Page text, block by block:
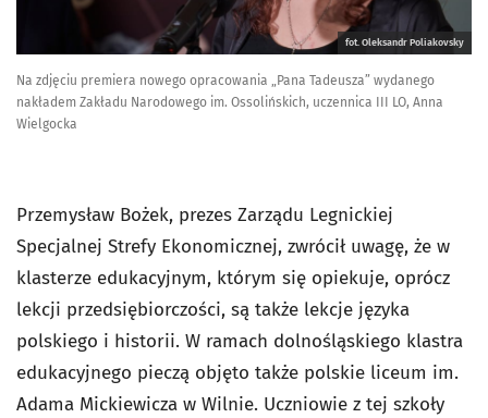
fot. Oleksandr Poliakovsky
Na zdjęciu premiera nowego opracowania „Pana Tadeusza” wydanego
nakładem Zakładu Narodowego im. Ossolińskich, uczennica III LO, Anna
Wielgocka
Przemysław Bożek, prezes Zarządu Legnickiej
Specjalnej Strefy Ekonomicznej, zwrócił uwagę, że w
klasterze edukacyjnym, którym się opiekuje, oprócz
lekcji przedsiębiorczości, są także lekcje języka
polskiego i historii. W ramach dolnośląskiego klastra
edukacyjnego pieczą objęto także polskie liceum im.
Adama Mickiewicza w Wilnie. Uczniowie z tej szkoły